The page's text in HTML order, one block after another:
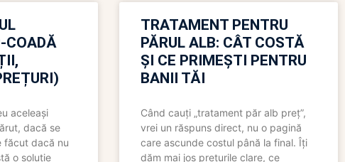
COADĂ
aceleași
dacă se
făcut dacă nu
o soluție
TRATAMENT PENTRU
PĂRUL ALB: CÂT COSTĂ
ȘI CE PRIMEȘTI PENTRU
BANII TĂI
Când cauți „tratament păr alb preț”,
vrei un răspuns direct, nu o pagină
care ascunde costul până la final. Îți
dăm mai jos prețurile clare, ce